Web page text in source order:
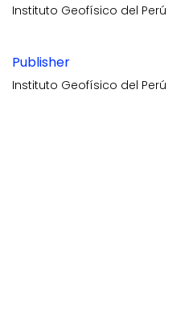
Instituto Geofísico del Perú
Publisher
Instituto Geofísico del Perú